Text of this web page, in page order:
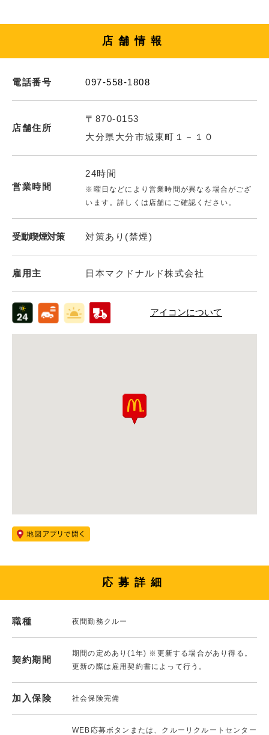
店舗情報
電話番号 097-558-1808
店舗住所
〒870-0153
大分県大分市城東町１－１０
営業時間
24時間
※曜日などにより営業時間が異なる場合がござ
います。詳しくは店舗にご確認ください。
受動喫煙対策 対策あり(禁煙)
雇用主 日本マクドナルド株式会社
アイコンについて
応募詳細
職種 夜間勤務クルー
契約期間
期間の定めあり(1年) ※更新する場合があり得る。
更新の際は雇用契約書によって行う。
加入保険 社会保険完備
WEB応募ボタンまたは、クルーリクルートセンター